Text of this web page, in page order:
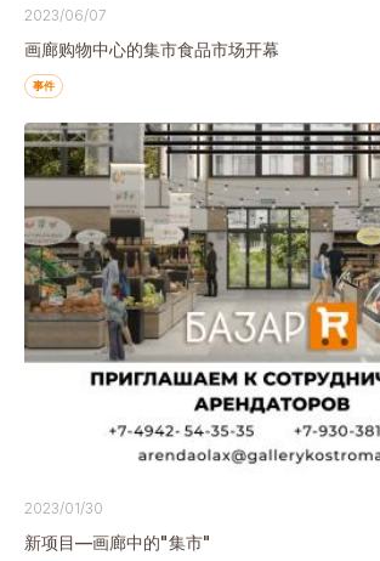
2023/06/07
画廊购物中心的集市食品市场开幕
事件
2023/01/30
新项目—画廊中的"集市"